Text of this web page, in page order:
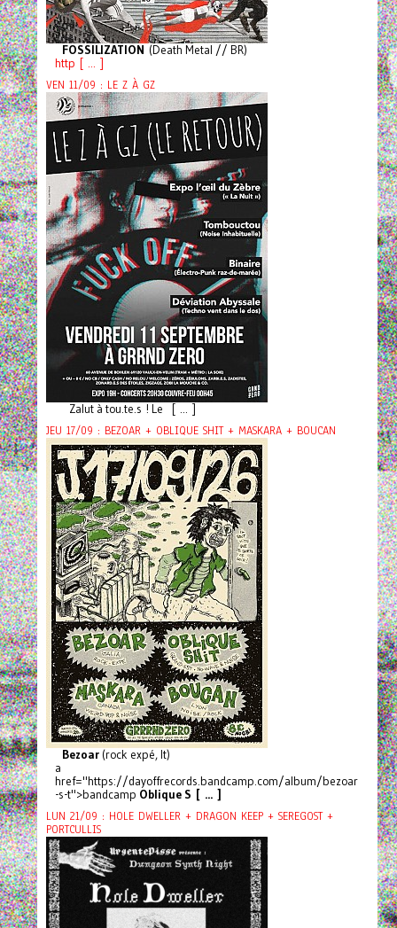
FOSSILIZATION (Death Metal // BR)
http [ ... ]
VEN 11/09 : LE Z À GZ
Zalut à tou.te.s ! Le [ ... ]
JEU 17/09 : BEZOAR + OBLIQUE SHIT + MASKARA + BOUCAN
Bezoar(rock expé, It)
a
href="https://dayoffrecords.bandcamp.com/album/bezoar
-s-t">bandcamp Oblique S [ ... ]
LUN 21/09 : HOLE DWELLER + DRAGON KEEP + SEREGOST +
PORTCULLIS